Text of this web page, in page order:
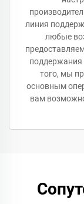
линия
любые
поддержания
того, мы
основным
вам